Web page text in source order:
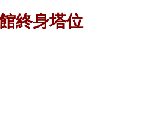
終身塔位